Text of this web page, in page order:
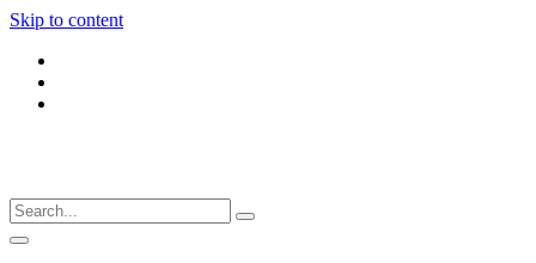
Skip to content